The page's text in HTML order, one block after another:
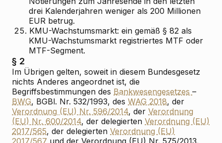
drei Kalenderjahren weniger als 200 Millionen
EUR betrug.
25. KMU-Wachstumsmarkt: ein gemäß § 82 als
KMU-Wachstumsmarkt registriertes MTF oder
MTF-Segment.
§ 2
Im Übrigen gelten, soweit in diesem Bundesgesetz
nichts Anderes angeordnet ist, die
Begriffsbestimmungen des Bankwesengesetzes –
BWG, BGBl. Nr. 532/1993, des WAG 2018, der
Verordnung (EU) Nr. 596/2014, der Verordnung
(EU) Nr. 600/2014, der delegierten Verordnung (EU)
2017/565, der delegierten Verordnung (EU)
2017/567 und der Verordnung (EU) Nr. 575/2013.